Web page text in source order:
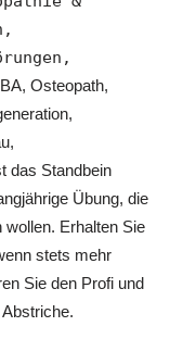
Osteopath,
das Standbein
Übung, die
Erhalten Sie
stets mehr
Sie den Profi und